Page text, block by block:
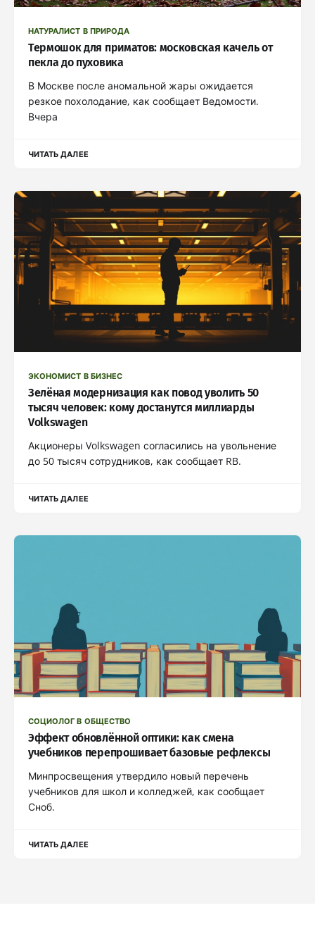
НАТУРАЛИСТ В ПРИРОДА
Термошок для приматов: московская качель от
пекла до пуховика
В Москве после аномальной жары ожидается
резкое похолодание, как сообщает Ведомости.
Вчера
ЧИТАТЬ ДАЛЕЕ
ЭКОНОМИСТ В БИЗНЕС
Зелёная модернизация как повод уволить 50
тысяч человек: кому достанутся миллиарды
Volkswagen
Акционеры Volkswagen согласились на увольнение
до 50 тысяч сотрудников, как сообщает RB.
ЧИТАТЬ ДАЛЕЕ
СОЦИОЛОГ В ОБЩЕСТВО
Эффект обновлённой оптики: как смена
учебников перепрошивает базовые рефлексы
Минпросвещения утвердило новый перечень
учебников для школ и колледжей, как сообщает
Сноб.
ЧИТАТЬ ДАЛЕЕ